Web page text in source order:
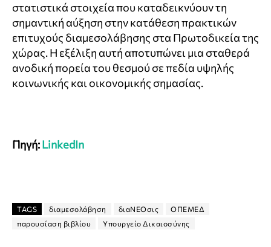
στατιστικά στοιχεία που καταδεικνύουν τη
σημαντική αύξηση στην κατάθεση πρακτικών
επιτυχούς διαμεσολάβησης στα Πρωτοδικεία της
χώρας. Η εξέλιξη αυτή αποτυπώνει μια σταθερά
ανοδική πορεία του θεσμού σε πεδία υψηλής
κοινωνικής και οικονομικής σημασίας.
Πηγή:LinkedIn
TAGS διαμεσολάβηση διαΝΕΟσις
ΟΠΕΜΕΔ
παρουσίαση βιβλίου
Υπουργείο Δικαιοσύνης